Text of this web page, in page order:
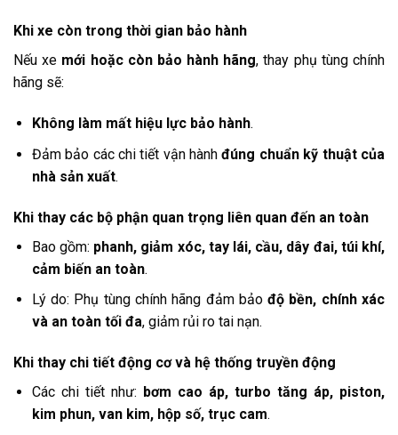
Khi xe còn trong thời gian bảo hành
Nếu xe mới hoặc còn bảo hành hãng, thay phụ tùng chính
hãng sẽ:
Không làm mất hiệu lực bảo hành.
Đảm bảo các chi tiết vận hànhđúng chuẩn kỹ thuật của
nhà sản xuất.
Khi thay các bộ phận quan trọng liên quan đến an toàn
Bao gồm: phanh, giảm xóc, tay lái, cầu, dây đai, túi khí,
cảm biến an toàn.
Lý do: Phụ tùng chính hãng đảm bảođộ bền, chính xác
và an toàn tối đa, giảm rủi ro tai nạn.
Khi thay chi tiết động cơ và hệ thống truyền động
Các chi tiết như: bơm cao áp, turbo tăng áp, piston,
kim phun, van kim, hộp số, trục cam.